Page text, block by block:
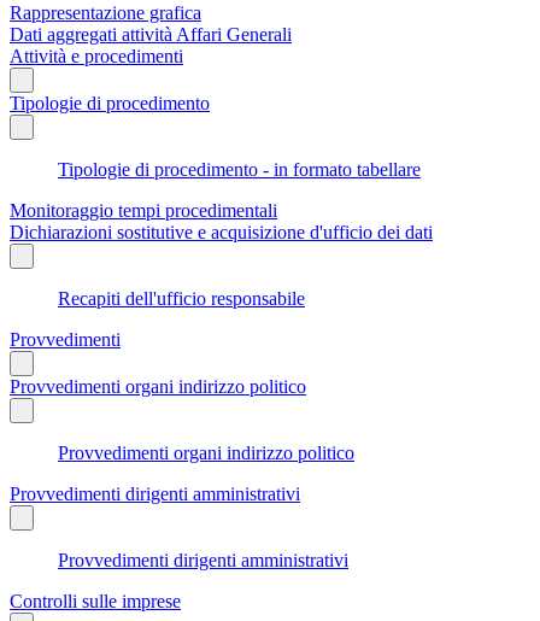
Rappresentazione grafica
Dati aggregati attività Affari Generali
Attività e procedimenti
Tipologie di procedimento
Tipologie di procedimento - in formato tabellare
Monitoraggio tempi procedimentali
Dichiarazioni sostitutive e acquisizione d'ufficio dei dati
Recapiti dell'ufficio responsabile
Provvedimenti
Provvedimenti organi indirizzo politico
Provvedimenti organi indirizzo politico
Provvedimenti dirigenti amministrativi
Provvedimenti dirigenti amministrativi
Controlli sulle imprese